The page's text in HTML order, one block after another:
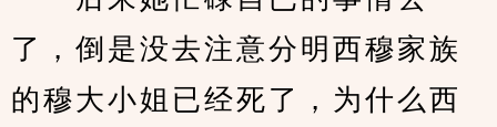
了，倒是没去注意分明西穆家族
的穆大小姐已经死了，为什么西